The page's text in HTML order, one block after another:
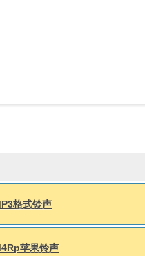
格式铃声
苹果铃声